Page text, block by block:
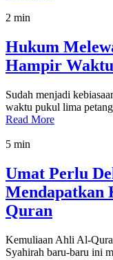
2 min
Hukum
Hampir
Sudah menjadi
waktu pukul lima
Read More
5 min
Umat Perlu
Mendapatkan
Quran
Kemuliaan Ahli Al-
Syahirah baru-baru ini